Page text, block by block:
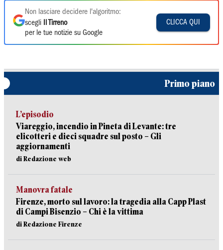
Non lasciare decidere l'algoritmo:
scegli
Il Tirreno
per le tue notizie su Google
CLICCA QUI
Primo piano
L’episodio
Viareggio, incendio in Pineta di Levante: tre
elicotteri e dieci squadre sul posto – Gli
aggiornamenti
di Redazione web
Manovra fatale
Firenze, morto sul lavoro: la tragedia alla Capp Plast
di Campi Bisenzio – Chi è la vittima
di Redazione Firenze